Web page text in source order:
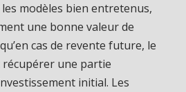
modèles bien entretenus,
une bonne valeur de
cas de revente future, le
une partie
initial. Les